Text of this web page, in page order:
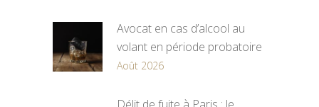
Avocat en cas d’alcool au
volant en période probatoire
Août 2026